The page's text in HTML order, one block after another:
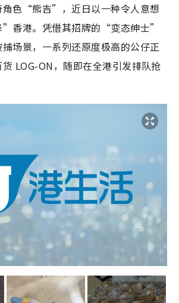
角色“熊吉”，近日以一种令人意想
香港。凭借其招牌的“变态绅士”
场景，一系列还原度极高的公仔正
LOG-ON，随即在全港引发排队抢